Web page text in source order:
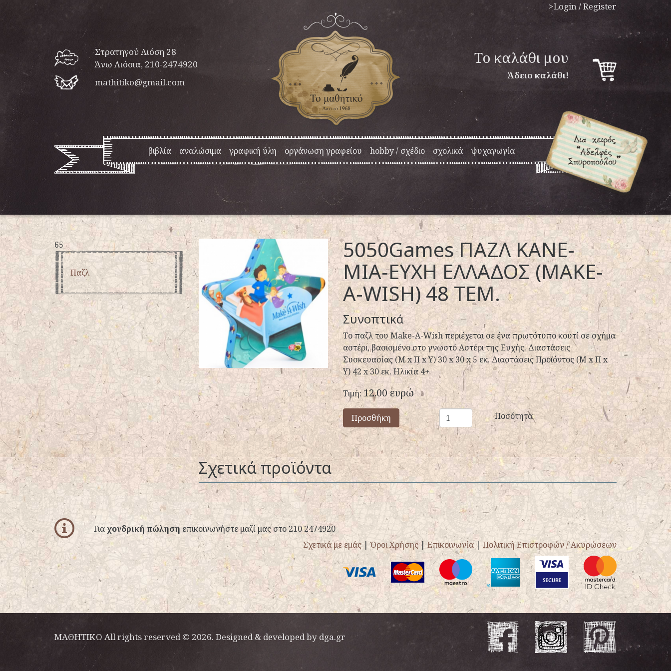
>Login / Register
Στρατηγού Λιόση 28
Άνω Λιόσια, 210-2474920
mathitiko@gmail.com
To καλάθι μου
Άδειο καλάθι!
βιβλία αναλώσιμα γραφική ύλη οργάνωση γραφείου hobby / σχέδιο σχολικά ψυχαγωγία
65
Παζλ
5050Games ΠΑΖΛ ΚΑΝΕ-
ΜΙΑ-ΕΥΧΗ ΕΛΛΑΔΟΣ (MAKE-
A-WISH) 48 ΤΕΜ.
Συνοπτικά
Το παζλ του Make-A-Wish περιέχεται σε ένα πρωτότυπο κουτί σε σχήμα
αστέρι, βασισμένο στο γνωστό Αστέρι της Ευχής. Διαστάσεις
Συσκευασίας (Μ x Π x Y) 30 x 30 x 5 εκ. Διαστάσεις Προϊόντος (Μ x Π x
Y) 42 x 30 εκ. Ηλικία 4+
Τιμή: 12.00 ευρώ
Προσθήκη Ποσότητα
Σχετικά προϊόντα
info Γιαχονδρική πώλησηεπικοινωνήστε μαζί μας στο 210 2474920
Σχετικά με εμάς|Όροι Χρήσης|Επικοινωνία | Πολιτική Επιστροφών / Ακυρώσεων
ΜΑΘΗΤΙΚΟ All rights reserved © 2026. Designed & developed by dga.gr